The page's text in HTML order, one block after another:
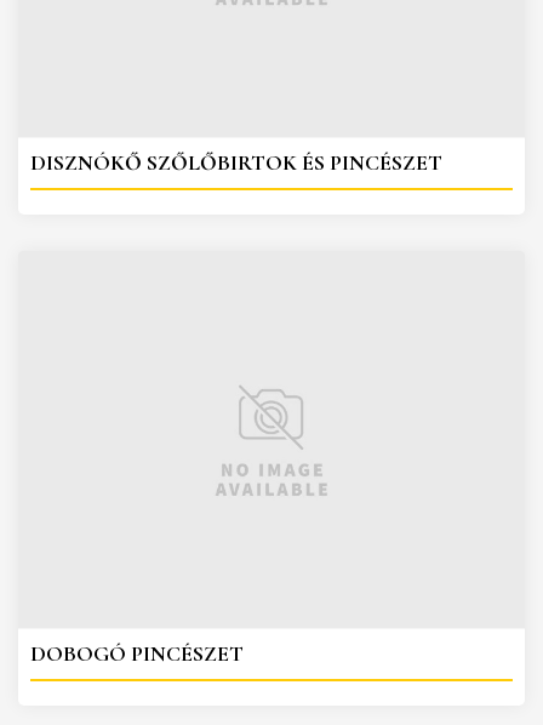
DISZNÓKŐ SZŐLŐBIRTOK ÉS PINCÉSZET
DOBOGÓ PINCÉSZET